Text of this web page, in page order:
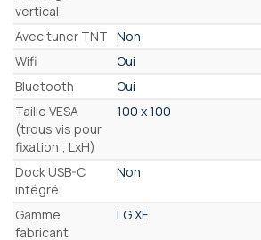
vertical
Avec tuner TNT Non
Wifi
Oui
Bluetooth
Oui
Taille VESA
(trous vis pour
fixation ; LxH)
100 x 100
Dock USB-C
intégré
Non
Gamme
fabricant
LG XE